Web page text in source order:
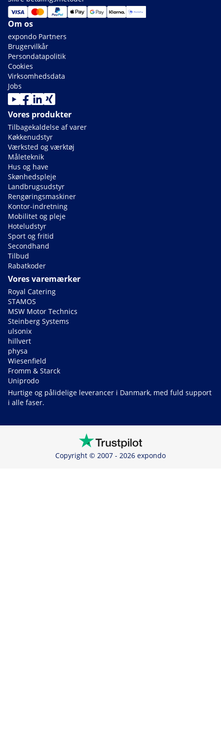
Om os
expondo Partners
Brugervilkår
Persondatapolitik
Cookies
Virksomhedsdata
Jobs
Vores produkter
Tilbagekaldelse af varer
Køkkenudstyr
Værksted og værktøj
Måleteknik
Hus og have
Skønhedspleje
Landbrugsudstyr
Rengøringsmaskiner
Kontor-indretning
Mobilitet og pleje
Hoteludstyr
Sport og fritid
Secondhand
Tilbud
Rabatkoder
Vores varemærker
Royal Catering
STAMOS
MSW Motor Technics
Steinberg Systems
ulsonix
hillvert
physa
Wiesenfield
Fromm & Starck
Uniprodo
Hurtige og pålidelige leverancer i Danmark, med fuld support
i alle faser.
Copyright © 2007 - 2026 expondo